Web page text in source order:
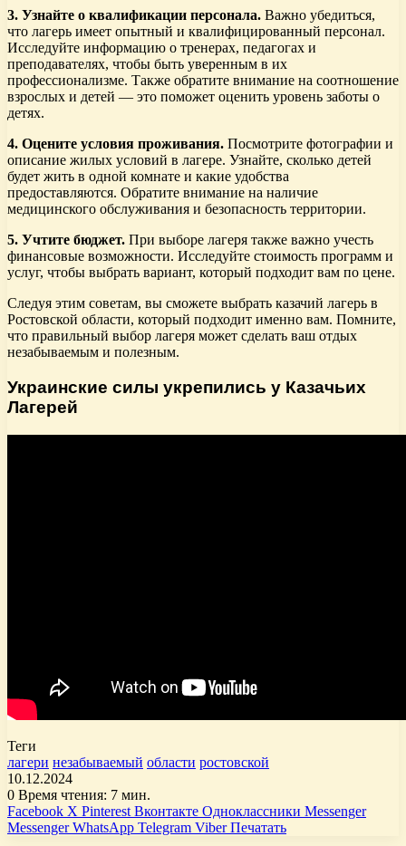
3. Узнайте о квалификации персонала. Важно убедиться,
что лагерь имеет опытный и квалифицированный персонал.
Исследуйте информацию о тренерах, педагогах и
преподавателях, чтобы быть уверенным в их
профессионализме. Также обратите внимание на соотношение
взрослых и детей — это поможет оценить уровень заботы о
детях.
4. Оцените условия проживания. Посмотрите фотографии и
описание жилых условий в лагере. Узнайте, сколько детей
будет жить в одной комнате и какие удобства
предоставляются. Обратите внимание на наличие
медицинского обслуживания и безопасность территории.
5. Учтите бюджет. При выборе лагеря также важно учесть
финансовые возможности. Исследуйте стоимость программ и
услуг, чтобы выбрать вариант, который подходит вам по цене.
Следуя этим советам, вы сможете выбрать казачий лагерь в
Ростовской области, который подходит именно вам. Помните,
что правильный выбор лагеря может сделать ваш отдых
незабываемым и полезным.
Украинские силы укрепились у Казачьих
Лагерей
Теги
лагери незабываемый области ростовской
10.12.2024
0 Время чтения: 7 мин.
Facebook X Pinterest Вконтакте Одноклассники Messenger
Messenger WhatsApp Telegram Viber Печатать